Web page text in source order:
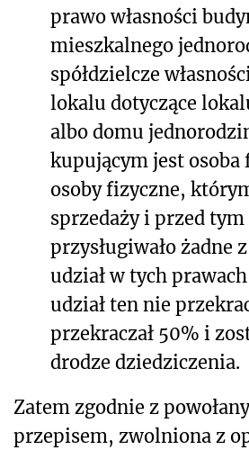
prawo własności
mieszkalnego
spółdzielcze
lokalu dotyczące
albo domu
kupującym jest osoba
osoby fizyczne,
sprzedaży i przed
przysługiwało żadne
udział w tych
udział ten nie
przekraczał 50% i
drodze dziedziczenia.
Zatem zgodnie z
przepisem, zwolniona z